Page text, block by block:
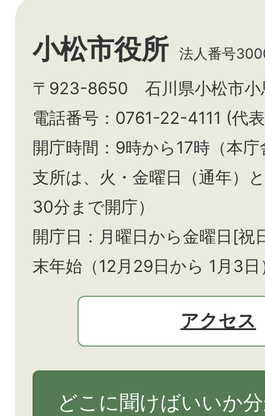
小松市役所 法人番号
〒923-8650 石川県小松市小
電話番号：0761-22-4111 (代
開庁時間：9時から17時（本
支所は、火・金曜日（通年）と
30分まで開庁）
開庁日：月曜日から金曜日[祝
末年始（12月29日から 1月3
アクセス
どこに聞けばいいか